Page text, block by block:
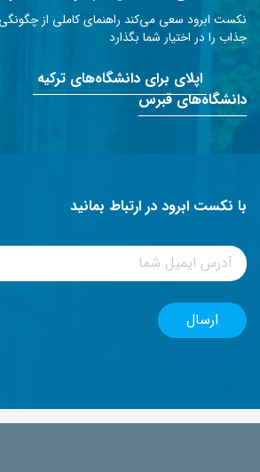
نکست ابرود سعی می‌کند راهنمای کاملی از چگونگی
جذاب را در اختیار شما بگذارد
اپلای برای دانشگاه‌های ترکیه
دانشگاه‌های قبرس
با نکست ابرود در ارتباط بمانید